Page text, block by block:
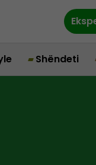
Shëndeti